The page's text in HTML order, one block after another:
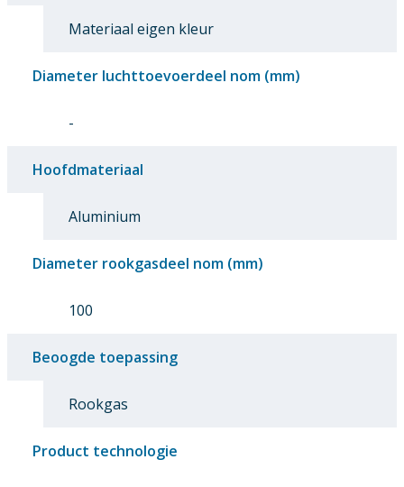
Materiaal eigen kleur
Diameter luchttoevoerdeel nom (mm)
-
Hoofdmateriaal
Aluminium
Diameter rookgasdeel nom (mm)
100
Beoogde toepassing
Rookgas
Product technologie